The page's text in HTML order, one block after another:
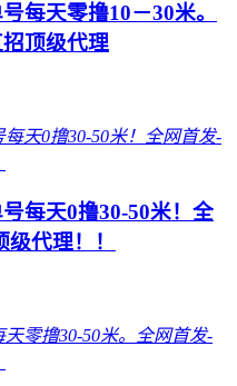
每天零撸10－30米。
顶级代理
每天0撸30-50米！全
代理！！